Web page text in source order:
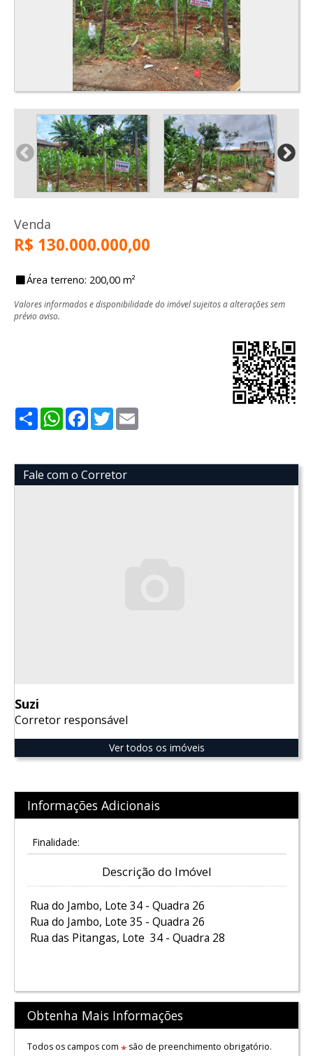
Venda
R$ 130.000.000,00
Área terreno: 200,00 m²
Valores informados e disponibilidade do imóvel sujeitos a alterações sem
prévio aviso.
ShareWhatsApp
Facebook
Twitter
Fale com o Corretor
Suzi
Corretor responsável
Ver todos os imóveis
Informações Adicionais
Finalidade:
Descrição do Imóvel
Rua do Jambo, Lote 34 - Quadra 26
Rua do Jambo, Lote 35 - Quadra 26
Rua das Pitangas, Lote 34 - Quadra 28
Obtenha Mais Informações
Todos os campos com *são de preenchimento obrigatório.